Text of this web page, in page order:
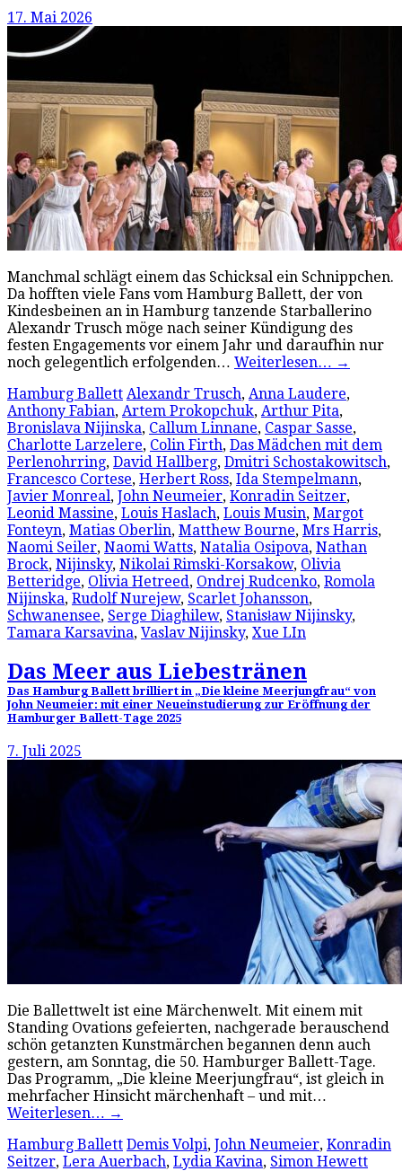
17. Mai 2026
Manchmal schlägt einem das Schicksal ein Schnippchen.
Da hofften viele Fans vom Hamburg Ballett, der von
Kindesbeinen an in Hamburg tanzende Starballerino
Alexandr Trusch möge nach seiner Kündigung des
festen Engagements vor einem Jahr und daraufhin nur
noch gelegentlich erfolgenden… Weiterlesen… →
Hamburg Ballett Alexandr Trusch, Anna Laudere,
Anthony Fabian, Artem Prokopchuk, Arthur Pita,
Bronislava Nijinska, Callum Linnane, Caspar Sasse,
Charlotte Larzelere, Colin Firth, Das Mädchen mit dem
Perlenohrring, David Hallberg, Dmitri Schostakowitsch,
Francesco Cortese, Herbert Ross, Ida Stempelmann,
Javier Monreal, John Neumeier, Konradin Seitzer,
Leonid Massine, Louis Haslach, Louis Musin, Margot
Fonteyn, Matias Oberlin, Matthew Bourne, Mrs Harris,
Naomi Seiler, Naomi Watts, Natalia Osipova, Nathan
Brock, Nijinsky, Nikolai Rimski-Korsakow, Olivia
Betteridge, Olivia Hetreed, Ondrej Rudcenko, Romola
Nijinska, Rudolf Nurejew, Scarlet Johansson,
Schwanensee, Serge Diaghilew, Stanisław Nijinsky,
Tamara Karsavina, Vaslav Nijinsky, Xue LIn
Das Meer aus Liebestränen
Das Hamburg Ballett brilliert in „Die kleine Meerjungfrau“ von
John Neumeier: mit einer Neueinstudierung zur Eröffnung der
Hamburger Ballett-Tage 2025
7. Juli 2025
Die Ballettwelt ist eine Märchenwelt. Mit einem mit
Standing Ovations gefeierten, nachgerade berauschend
schön getanzten Kunstmärchen begannen denn auch
gestern, am Sonntag, die 50. Hamburger Ballett-Tage.
Das Programm, „Die kleine Meerjungfrau“, ist gleich in
mehrfacher Hinsicht märchenhaft – und mit…
Weiterlesen… →
Hamburg Ballett Demis Volpi, John Neumeier, Konradin
Seitzer, Lera Auerbach, Lydia Kavina, Simon Hewett